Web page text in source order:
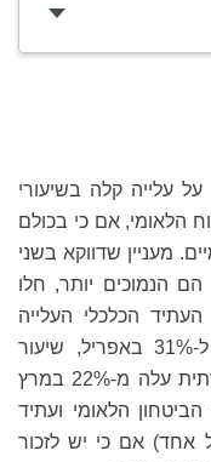
עלייה קלה בשיעורי
הלאומי, אם כי בכולם
מעניין שדווקא בשני
הנמוכים יותר, חלו
הכלכלי העלייה
הייתה שישה אחוזים: מ-25% במרץ ל-31% באפריל, שיעור
האופטימיים לגבי עתיד הלכידות החברתית עלה מ-22% במרץ
הביטחון הלאומי ועתיד
הן קטנות יותר (2.5% בכול אחד) אם כי יש לזכור